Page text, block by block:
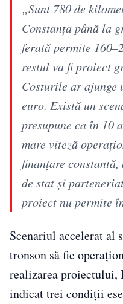
„Sunt 780 de
Constanţa până la
ferată permite
restul va fi proiect
Costurile ar ajunge
euro. Există un
presupune ca în 10
mare viteză
finanţare
de stat şi
proiect nu permite
Scenariul accelerat al
tronson să fie
realizarea proiectului,
indicat trei condiții